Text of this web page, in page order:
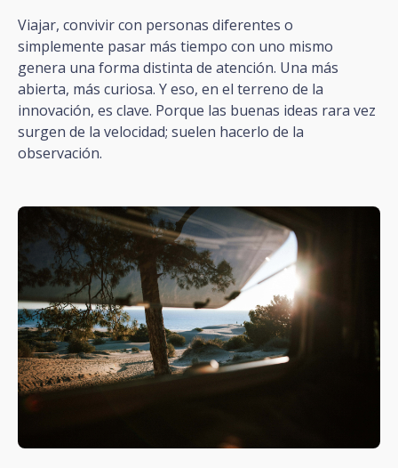
Viajar, convivir con personas diferentes o
simplemente pasar más tiempo con uno mismo
genera una forma distinta de atención. Una más
abierta, más curiosa. Y eso, en el terreno de la
innovación, es clave. Porque las buenas ideas rara vez
surgen de la velocidad; suelen hacerlo de la
observación.